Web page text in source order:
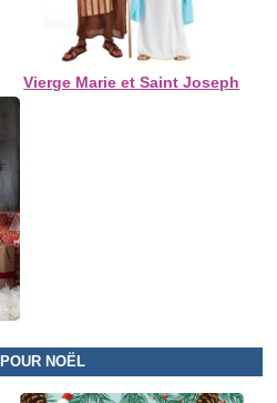
Vierge Marie et Saint Joseph
NOËL